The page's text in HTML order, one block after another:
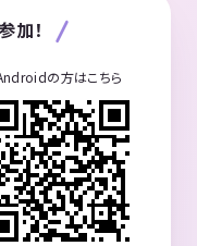
加！
の方はこちら